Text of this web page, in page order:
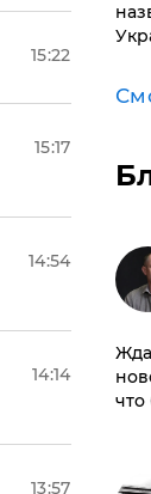
15:22
15:17
14:54
14:14
13:57
что